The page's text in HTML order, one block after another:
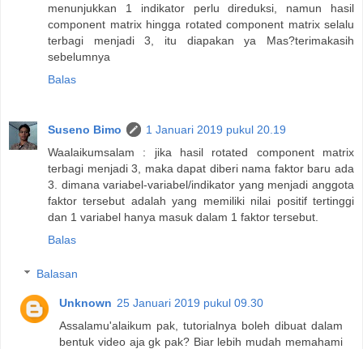
menunjukkan 1 indikator perlu direduksi, namun hasil
component matrix hingga rotated component matrix selalu
terbagi menjadi 3, itu diapakan ya Mas?terimakasih
sebelumnya
Balas
Suseno Bimo
1 Januari 2019 pukul 20.19
Waalaikumsalam : jika hasil rotated component matrix
terbagi menjadi 3, maka dapat diberi nama faktor baru ada
3. dimana variabel-variabel/indikator yang menjadi anggota
faktor tersebut adalah yang memiliki nilai positif tertinggi
dan 1 variabel hanya masuk dalam 1 faktor tersebut.
Balas
Balasan
Unknown 25 Januari 2019 pukul 09.30
Assalamu'alaikum pak, tutorialnya boleh dibuat dalam
bentuk video aja gk pak? Biar lebih mudah memahami